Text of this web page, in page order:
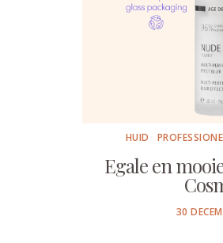
HUID
Egale en
POSTED
30